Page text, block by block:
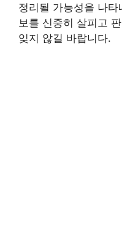
정리될 가능성을 나
보를 신중히 살피고
잊지 않길 바랍니다.